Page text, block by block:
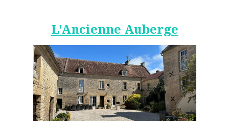
L'Ancienne Auberge